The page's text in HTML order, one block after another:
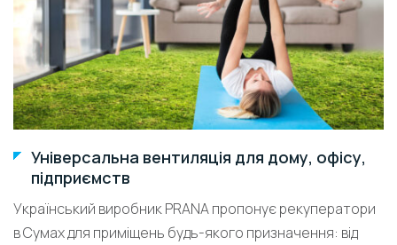
Універсальна вентиляція для дому, офісу,
підприємств
Український виробник PRANA пропонує рекуператори
в Сумах для приміщень будь-якого призначення: від